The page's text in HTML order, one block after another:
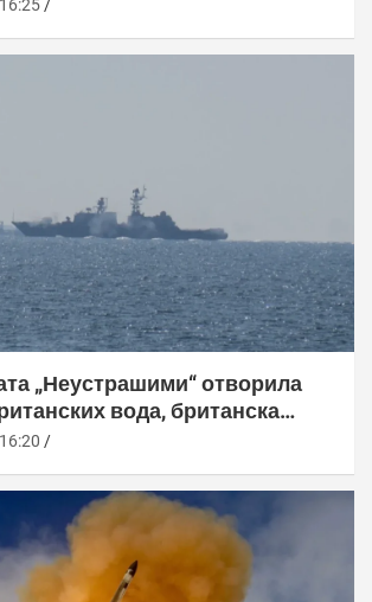
„Неустрашими“ отворила
вода, британска
праћење